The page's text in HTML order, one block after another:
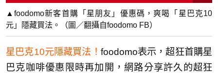
▲foodomo新客首購「星朋友」優惠碼，爽喝「星巴克10
元」隱藏買法。（圖／翻攝自foodomo FB）
星巴克10元隱藏買法！ foodomo表示，超狂首購星
巴克咖啡優惠限時再加開，網路分享許久的超狂